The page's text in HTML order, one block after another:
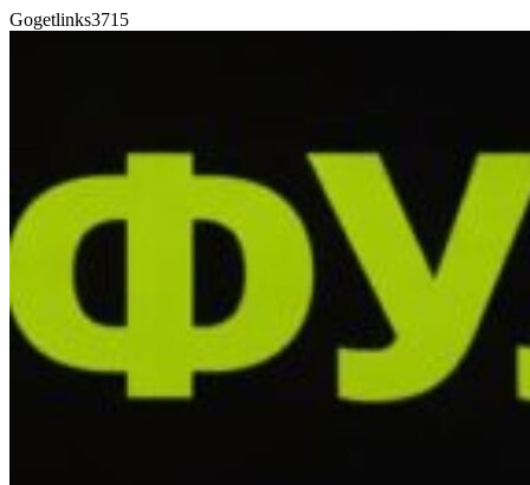
Gogetlinks3715